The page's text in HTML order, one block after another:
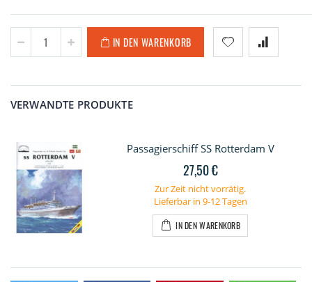
IN DEN WARENKORB
VERWANDTE PRODUKTE
Passagierschiff SS Rotterdam V
27,50 €
Zur Zeit nicht vorrätig.
Lieferbar in 9-12 Tagen
IN DEN WARENKORB